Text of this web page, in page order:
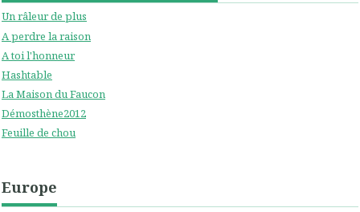
Un râleur de plus
A perdre la raison
A toi l'honneur
Hashtable
La Maison du Faucon
Démosthène2012
Feuille de chou
Europe